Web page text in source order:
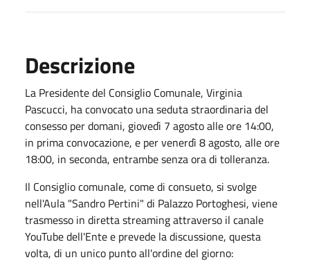
Descrizione
La Presidente del Consiglio Comunale, Virginia
Pascucci, ha convocato una seduta straordinaria del
consesso per domani, giovedì 7 agosto alle ore 14:00,
in prima convocazione, e per venerdì 8 agosto, alle ore
18:00, in seconda, entrambe senza ora di tolleranza.
Il Consiglio comunale, come di consueto, si svolge
nell'Aula "Sandro Pertini" di Palazzo Portoghesi, viene
trasmesso in diretta streaming attraverso il canale
YouTube dell'Ente e prevede la discussione, questa
volta, di un unico punto all'ordine del giorno: